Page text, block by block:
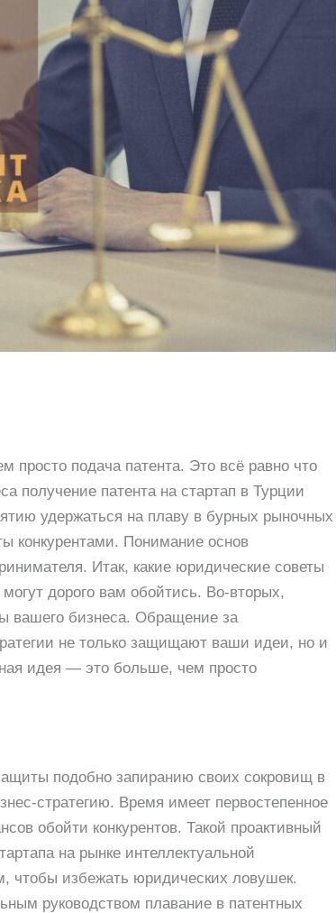
просто подача патента. Это всё равно что
получение патента на стартап в Турции
удержаться на плаву в бурных рыночных
конкурентами. Понимание основ
Итак, какие юридические советы
дорого вам обойтись. Во-вторых,
вашего бизнеса. Обращение за
не только защищают ваши идеи, но и
идея — это больше, чем просто
подобно запиранию своих сокровищ в
стратегию. Время имеет первостепенное
обойти конкурентов. Такой проактивный
на рынке интеллектуальной
чтобы избежать юридических ловушек.
руководством плавание в патентных